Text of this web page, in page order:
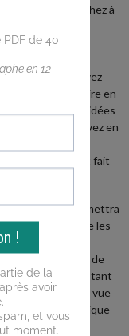
Vous cherchez à
meilleures
Vous n'arrivez
pas a traduire en
photos les idées
que vous avez en
Ce blog est fait
Il vous permettra
d'apprendre les
photo, puis de
progresser tant
du point de vue
de la technique
que de la